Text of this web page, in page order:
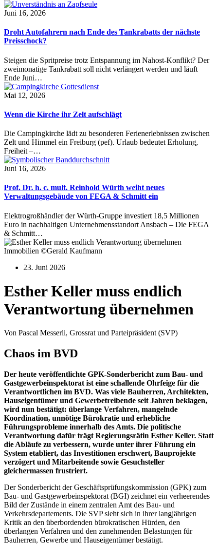
Juni 16, 2026
Droht Autofahrern nach Ende des Tankrabatts der nächste
Preisschock?
Steigen die Spritpreise trotz Entspannung im Nahost-Konflikt? Der
zweimonatige Tankrabatt soll nicht verlängert werden und läuft
Ende Juni…
Mai 12, 2026
Wenn die Kirche ihr Zelt aufschlägt
Die Campingkirche lädt zu besonderen Ferienerlebnissen zwischen
Zelt und Himmel ein Freiburg (pef). Urlaub bedeutet Erholung,
Freiheit –…
Juni 16, 2026
Prof. Dr. h. c. mult. Reinhold Würth weiht neues
Verwaltungsgebäude von FEGA & Schmitt ein
Elektrogroßhändler der Würth-Gruppe investiert 18,5 Millionen
Euro in nachhaltigen Unternehmensstandort Ansbach – Die FEGA
& Schmitt…
Immobilien ©Gerald Kaufmann
23. Juni 2026
Esther Keller muss endlich
Verantwortung übernehmen
Von Pascal Messerli, Grossrat und Parteipräsident (SVP)
Chaos im BVD
Der heute veröffentlichte GPK-Sonderbericht zum Bau- und
Gastgewerbeinspektorat ist eine schallende Ohrfeige für die
Verantwortlichen im BVD. Was viele Bauherren, Architekten,
Hauseigentümer und Gewerbetreibende seit Jahren beklagen,
wird nun bestätigt: überlange Verfahren, mangelnde
Koordination, unnötige Bürokratie und erhebliche
Führungsprobleme innerhalb des Amts. Die politische
Verantwortung dafür trägt Regierungsrätin Esther Keller. Statt
die Abläufe zu verbessern, wurde unter ihrer Führung ein
System etabliert, das Investitionen erschwert, Bauprojekte
verzögert und Mitarbeitende sowie Gesuchsteller
gleichermassen frustriert.
Der Sonderbericht der Geschäftsprüfungskommission (GPK) zum
Bau- und Gastgewerbeinspektorat (BGI) zeichnet ein verheerendes
Bild der Zustände in einem zentralen Amt des Bau- und
Verkehrsdepartements. Die SVP sieht sich in ihrer langjährigen
Kritik an den überbordenden bürokratischen Hürden, den
überlangen Verfahren und den zunehmenden Belastungen für
Bauherren, Gewerbe und Hauseigentümer bestätigt.